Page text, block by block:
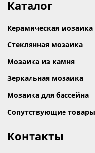
Каталог
Керамическая мозаика
Стеклянная мозаика
Мозаика из камня
Зеркальная мозаика
Мозаика для бассейна
Сопутствующие товары
Контакты